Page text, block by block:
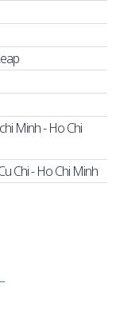
Minh - Ho Chi
Chi - Ho Chi Minh